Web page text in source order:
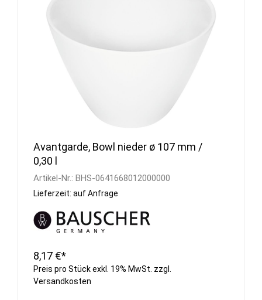
Avantgarde, Bowl nieder ø 107 mm /
0,30 l
Artikel-Nr.: BHS-0641668012000000
Lieferzeit: auf Anfrage
8,17 €*
Preis pro Stück exkl. 19% MwSt. zzgl.
Versandkosten